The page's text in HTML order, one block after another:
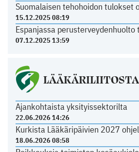
Suomalaisen tehohoidon tulokset
15.12.2025 08:19
Espanjassa perusterveydenhuolto
07.12.2025 13:59
LÄÄKÄRILIITOSTA
Ajankohtaista yksityissektorilta
22.06.2026 14:26
Kurkista Lääkäripäivien 2027
18.06.2026 08:58